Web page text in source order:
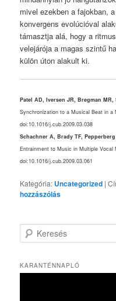
mivel ezekben a fajokban,
konvergens evolúcióval
támasztja alá, hogy a
velejárója a magas szintű
külön úton alakult ki.
Patel AD, Iversen JR, Bregman MR,
Synchronization to a Musical Beat in
doi:10.1016/j.cub.2009.03.038
Schachner A, Brady TF,
Entrainment to Music in Multiple
doi:10.1016/j.cub.2009.03.061
Kategória: Uncategorized |
hozzászólás
e
e
s
KARANTÉNNAPLÓ